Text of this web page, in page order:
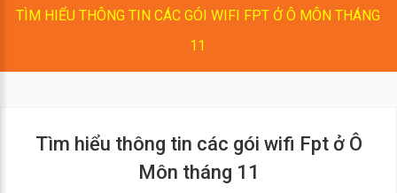
TÌM HIỂU THÔNG TIN CÁC GÓI WIFI FPT Ở Ô MÔN THÁNG
11
Tìm hiểu thông tin các gói wifi Fpt ở Ô
Môn tháng 11